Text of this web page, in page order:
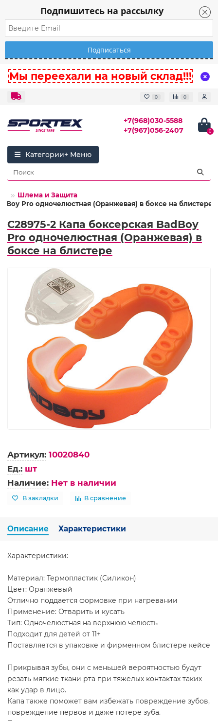
Подпишитесь на рассылку
Мы переехали на новый склад!!!
0 0
+7(968)030-5588
+7(967)056-2407
0
Категории
Шлема и Защита
Prо одночелюстная (Оранжевая) в боксе на блистере
C28975-2 Капа боксерская BadBoу
Prо одночелюстная (Оранжевая) в
боксе на блистере
Артикул: 10020840
Ед.: шт
Наличие: Нет в наличии
В закладки В сравнение
Описание Характеристики
Характеристики:
Материал: Термопластик (Силикон)
Цвет: Оранжевый
Отлично поддается формовке при нагревании
Применение: Отварить и кусать
Тип: Одночелюстная на верхнюю челюсть
Подходит для детей от 11+
Поставляется в упаковке и фирменном блистере кейсе
Прикрывая зубы, они с меньшей вероятностью будут
резать мягкие ткани рта при тяжелых контактах таких
как удар в лицо.
Капа также поможет вам избежать повреждение зубов,
повреждение нервов и даже потере зуба.